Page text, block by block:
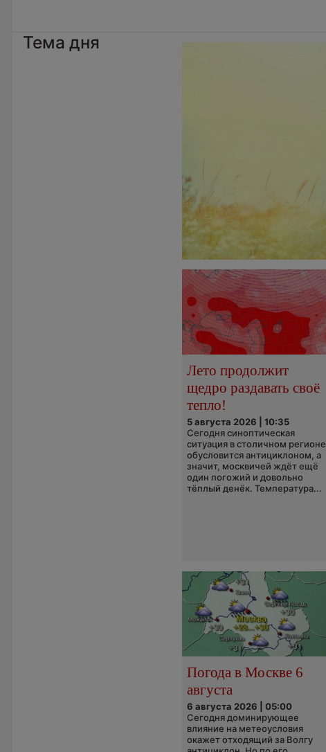
Тема дня
Лето продолжит
щедро раздавать своё
тепло!
5 августа 2026 | 10:35
Сегодня синоптическая
ситуация в столичном регионе
обусловится антициклоном, а
значит, москвичей ждёт ещё
один погожий и довольно
тёплый денёк. Температура...
Погода в Москве 6
августа
6 августа 2026 | 05:00
Сегодня доминирующее
влияние на метеоусловия
окажет отходящий за Волгу